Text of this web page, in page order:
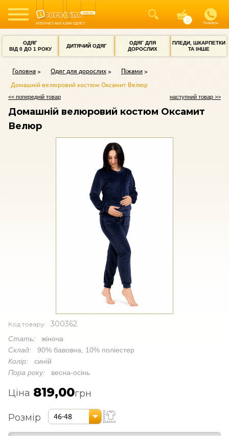
ІНТЕРНЕТ-МАГАЗИН ОДЯГУ Телефон
ОДЯГ
ВІД 0 ДО 1 РОКУ
ДИТЯЧИЙ ОДЯГ
ОДЯГ ДЛЯ
ДОРОСЛИХ
ПЛЕДИ, ШКАРПЕТКИ
ТА ІНШЕ
Головна Одяг для дорослих
Піжами
Домашній велюровий костюм Оксамит Велюр
<< попередній товар наступний товар >>
Домашній велюровий костюм Оксамит
Велюр
Код товару: 300362
Стать: жіноча
Склад: 90% бавовна, 10% поліестер
Колір: синій
Пора року: весна-осінь
Ціна 819,00грн
Розмір 46-48